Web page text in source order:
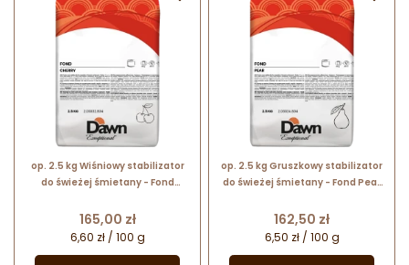
op. 2.5 kg Wiśniowy stabilizator
do świeżej śmietany - Fond
2.03032.804
Cena
165,00 zł
6,60 zł / 100 g
op. 2.5 kg Gruszkowy stabilizator
do świeżej śmietany - Fond Pear
2.03024.804
Cena
162,50 zł
6,50 zł / 100 g